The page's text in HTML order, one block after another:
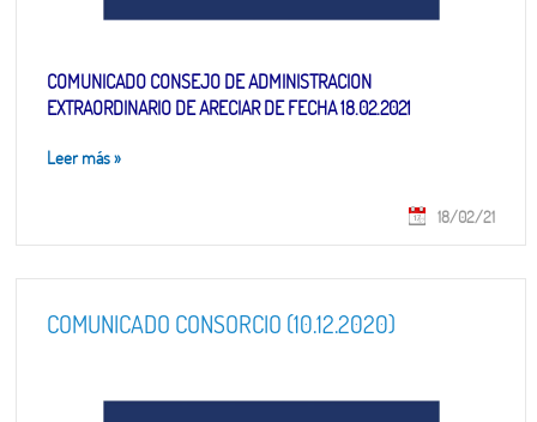
COMUNICADO CONSEJO DE ADMINISTRACION
EXTRAORDINARIO DE ARECIAR DE FECHA 18.02.2021
Leer más»
18/02/21
COMUNICADO CONSORCIO (10.12.2020)